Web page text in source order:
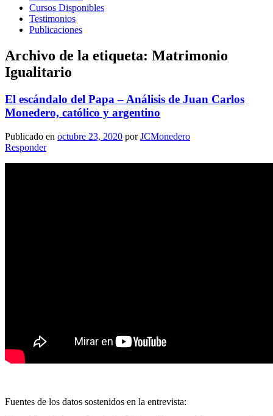
Cursos Disponibles
Testimonios
Publicaciones
Archivo de la etiqueta: Matrimonio
Igualitario
El escándalo del Papa – Análisis de Juan Carlos
Monedero, católico y argentino
Publicado en octubre 23, 2020 porJCMonedero
Responder
Fuentes de los datos sostenidos en la entrevista: